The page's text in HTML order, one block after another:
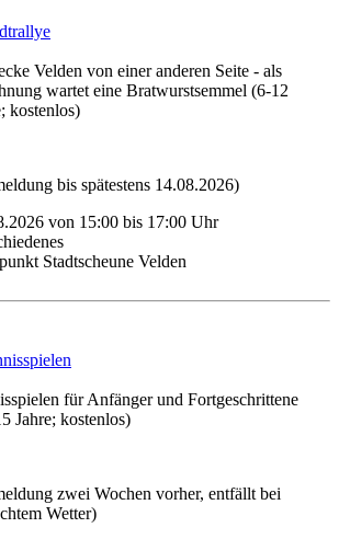
Velden von einer anderen Seite - als
wartet eine Bratwurstsemmel (6-12
kostenlos)
bis spätestens 14.08.2026)
von 15:00 bis 17:00 Uhr
Stadtscheune Velden
für Anfänger und Fortgeschrittene
Jahre; kostenlos)
zwei Wochen vorher, entfällt bei
Wetter)